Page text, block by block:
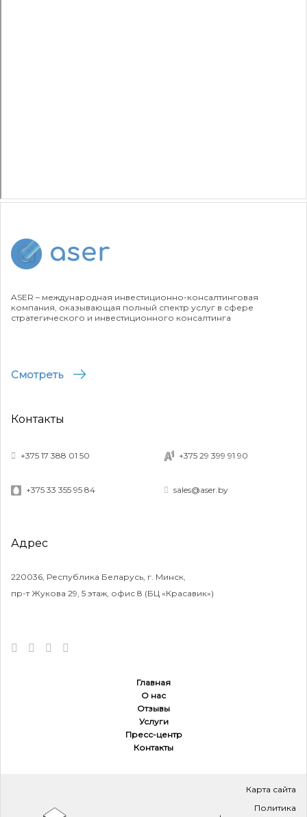
ASER – международная инвестиционно-консалтинговая
компания, оказывающая полный спектр услуг в сфере
стратегического и инвестиционного консалтинга
Смотреть
Контакты
+375 17 388 01 50 +375 29 399 91 90
+375 33 355 95 84 sales@aser.by
Адрес
220036, Республика Беларусь, г. Минск,
пр-т Жукова 29, 5 этаж, офис 8 (БЦ «Красавик»)
Главная
О нас
Отзывы
Услуги
Пресс-центр
Контакты
Карта сайта
Политика